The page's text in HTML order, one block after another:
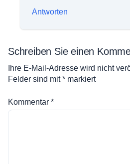
Antworten
Schreiben Sie einen
Ihre E-Mail-Adresse wird nicht
Felder sind mit* markiert
Kommentar *